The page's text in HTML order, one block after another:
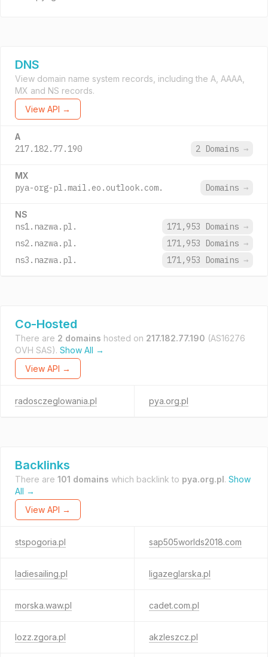
DNS
View domain name system records, including the A, AAAA,
MX and NS records.
View API →
A
217.182.77.190 2 Domains →
MX
pya-org-pl.mail.eo.outlook.com. Domains →
NS
ns1.nazwa.pl. 171,953 Domains →
ns2.nazwa.pl.
171,953 Domains →
ns3.nazwa.pl.
171,953 Domains →
Co-Hosted
There are 2 domains hosted on 217.182.77.190 (AS16276
OVH SAS). Show All →
View API →
radosczeglowania.pl pya.org.pl
Backlinks
There are 101 domains which backlink to pya.org.pl. Show
All →
View API →
stspogoria.pl sap505worlds2018.com
ladiesailing.pl ligazeglarska.pl
morska.waw.pl cadet.com.pl
lozz.zgora.pl akzleszcz.pl